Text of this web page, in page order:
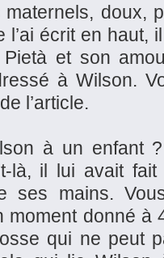
doux,
l’ai écrit en haut,
et son
à Wilson.
l’article.
à un enfant
là, il lui avait
ses mains.
moment donné à
qui ne peut